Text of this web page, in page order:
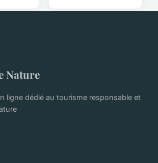
Nature
ligne dédié au tourisme responsable et